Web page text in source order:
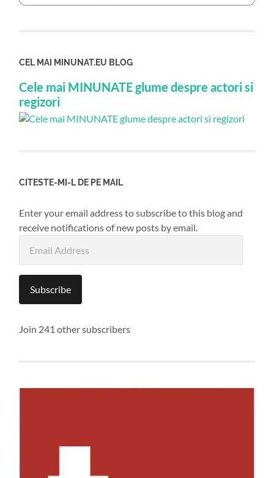
CEL MAI MINUNAT.EU BLOG
Cele mai MINUNATE glume despre actori si
regizori
CITESTE-MI-L DE PE MAIL
Enter your email address to subscribe to this blog and
receive notifications of new posts by email.
Address
Subscribe
Join 241 other subscribers